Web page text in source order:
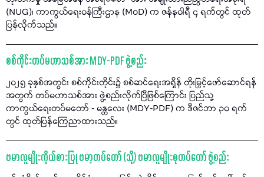
(NUG)၊ ကာကွယ်ရေးဝန်ကြီးဌာန (MoD) က ဇန်နဝါရီ ၄ ရက်တွင် ထုတ်
ပြန်လိုက်သည်။
စစ်ကိုင်းတပ်မဟာသစ်အား MDY-PDF ဖွဲ့စည်း
၂၀၂၅ ခုနှစ်အတွင်း စစ်ကိုင်းတိုင်း၌ စစ်ဆင်ရေးအရှိန် တိုးမြှင့်ဖော်ဆောင်ရန်
အတွက် တပ်မဟာသစ်အား ဖွဲ့စည်းလိုက်ပြီဖြစ်ကြောင်း ပြည်သူ့
ကာကွယ်ရေးတပ်မတော် - မန္တလေး (MDY-PDF) က ဒီဇင်ဘာ ၃၀ ရက်
တွင် ထုတ်ပြန်ကြေညာထားသည်။
ဗမာလူမျိုးကိုယ်စားပြု ဗမာ့တပ်တော် (သို့) ဗမာလူမျိုးစုတပ်တော် ဖွဲ့စည်း